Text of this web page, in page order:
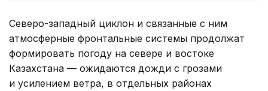
Северо-западный циклон и связанные с ним
атмосферные фронтальные системы продолжат
формировать погоду на севере и востоке
Казахстана — ожидаются дожди с грозами
и усилением ветра, в отдельных районах